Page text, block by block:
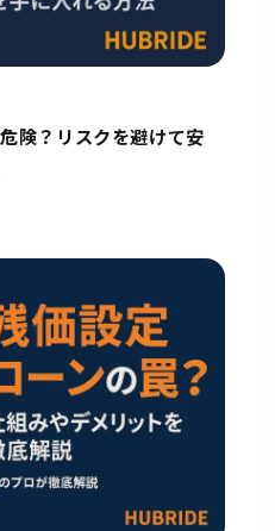
険？リスクを避けて安